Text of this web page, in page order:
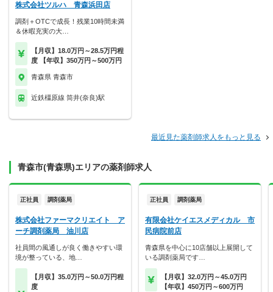
株式会社ツルハ 青森浜田店
調剤＋OTCで成長！残業10時間未満
＆休暇充実の大…
【月収】18.0万円～28.5万円程
度 【年収】350万円～500万円
青森県 青森市
近鉄橿原線 筒井(奈良)駅
最近見た薬剤師求人をもっと見る
青森市(青森県)エリアの薬剤師求人
正社員 調剤薬局
株式会社ファーマクリエイト ア
ーチ調剤薬局 油川店
社員間の風通しが良く働きやすい環
境が整っている、地…
【月収】35.0万円～50.0万円程
度
正社員 調剤薬局
有限会社ケイエスメディカル 市
民病院前店
青森県を中心に10店舗以上展開して
いる調剤薬局です…
【月収】32.0万円～45.0万円
【年収】450万円～600万円